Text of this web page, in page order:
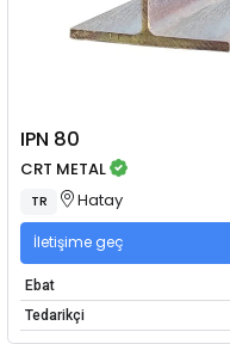
IPN 80
CRT METAL
TR Hatay
İletişime geç
Ebat
Tedarikçi